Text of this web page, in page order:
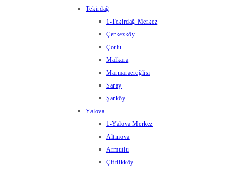
Tekirdağ
1-Tekirdağ Merkez
Çerkezköy
Çorlu
Malkara
Marmaraereğlisi
Saray
Şarköy
Yalova
1-Yalova Merkez
Altınova
Armutlu
Çiftlikköy